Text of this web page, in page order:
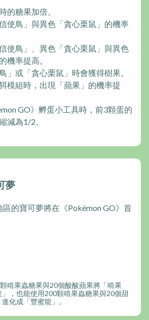
的糖果加倍。
使鳥」與異色「貪心栗鼠」的機率
使鳥」、異色「貪心栗鼠」與異色
機率提高。
」或「貪心栗鼠」時會獲得樹果。
模組時，出現「蘋果」的機率提
GO》孵蛋小工具時，前3顆蛋的
減為1/2。
夢
的寶可夢將在《Pokémon GO》首
啃果蟲糖果與20個酸酸蘋果將「啃果
，也能使用200顆啃果蟲糖果與20個甜
化成「豐蜜龍」。